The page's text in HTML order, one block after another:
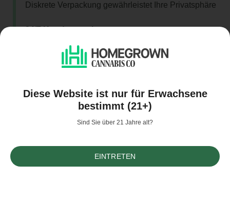
Diese Website ist nur für Erwachsene
bestimmt (21+)
Sind Sie über 21 Jahre alt?
EINTRETEN
Diskrete Verpackung gewährleistet Ihre Privatsphäre
24/7 Kundenservice
Unterstützung jederzeit verfügbar, wann immer Sie
sie benötigen.
Sichere und verschlüsselte Zahlungsmethoden